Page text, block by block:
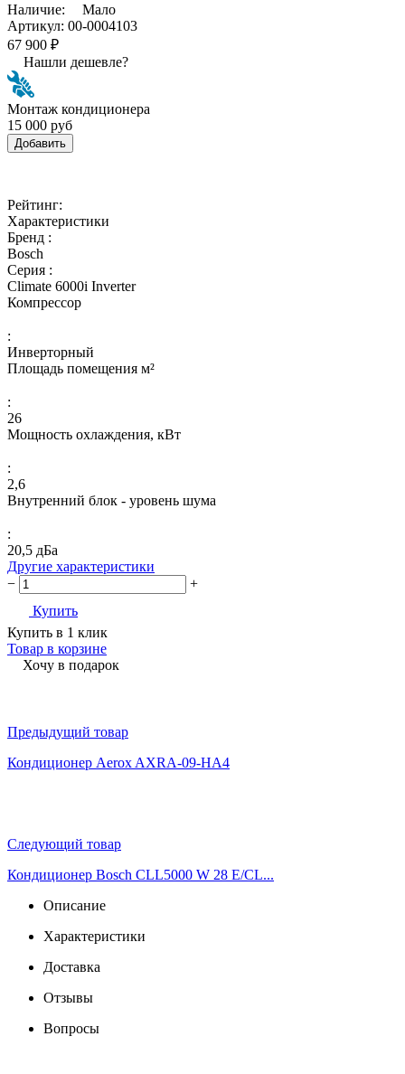
Наличие:
Мало
Артикул: 00-0004103
67 900 ₽
Нашли дешевле?
Монтаж кондиционера
15 000 руб
Добавить
Рейтинг:
Характеристики
Бренд :
Bosch
Серия :
Climate 6000i Inverter
Компрессор
:
Инверторный
Площадь помещения м²
:
26
Мощность охлаждения, кВт
:
2,6
Внутренний блок - уровень шума
:
20,5 дБа
Другие характеристики
−
+
Купить
Купить в 1 клик
Товар в корзине
Хочу в подарок
Предыдущий товар
Кондиционер Aerox AXRA-09-HA4
Следующий товар
Кондиционер Bosch CLL5000 W 28 E/CL...
Описание
Характеристики
Доставка
Отзывы
Вопросы